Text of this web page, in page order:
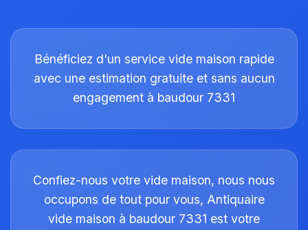
Bénéficiez d'un service vide maison rapide
avec une estimation gratuite et sans aucun
engagement à baudour 7331
Confiez-nous votre vide maison, nous nous
occupons de tout pour vous, Antiquaire
vide maison à baudour 7331 est votre